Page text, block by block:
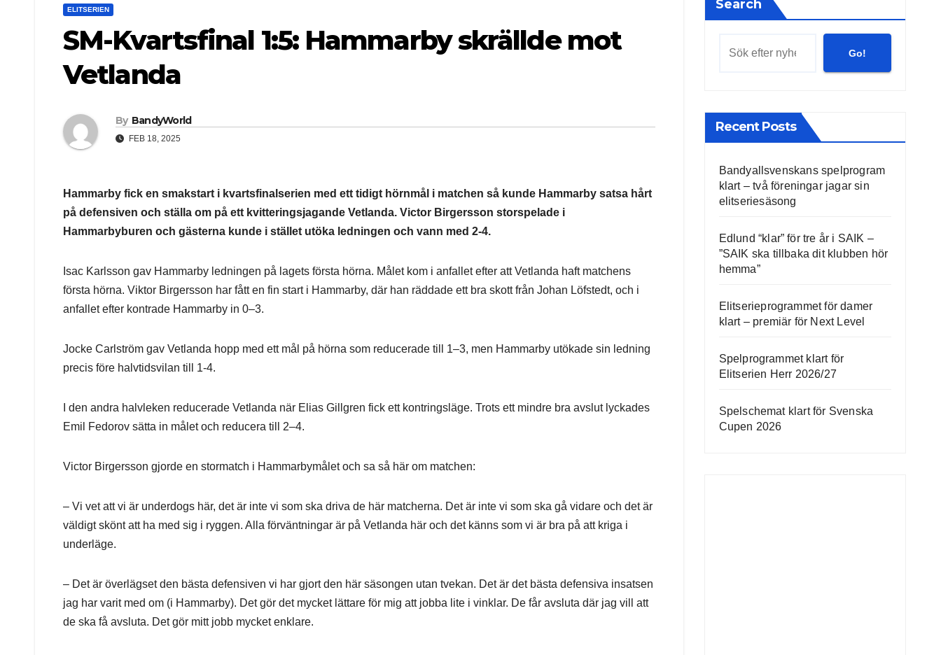
ELITSERIEN
SM-Kvartsfinal 1:5: Hammarby skrällde mot
Vetlanda
By BandyWorld
FEB 18, 2025
Hammarby fick en smakstart i kvartsfinalserien med ett tidigt hörnmål i matchen så kunde Hammarby satsa hårt
på defensiven och ställa om på ett kvitteringsjagande Vetlanda. Victor Birgersson storspelade i
Hammarbyburen och gästerna kunde i stället utöka ledningen och vann med 2-4.
Isac Karlsson gav Hammarby ledningen på lagets första hörna. Målet kom i anfallet efter att Vetlanda haft matchens
första hörna. Viktor Birgersson har fått en fin start i Hammarby, där han räddade ett bra skott från Johan Löfstedt, och i
anfallet efter kontrade Hammarby in 0–3.
Jocke Carlström gav Vetlanda hopp med ett mål på hörna som reducerade till 1–3, men Hammarby utökade sin ledning
precis före halvtidsvilan till 1-4.
I den andra halvleken reducerade Vetlanda när Elias Gillgren fick ett kontringsläge. Trots ett mindre bra avslut lyckades
Emil Fedorov sätta in målet och reducera till 2–4.
Victor Birgersson gjorde en stormatch i Hammarbymålet och sa så här om matchen:
– Vi vet att vi är underdogs här, det är inte vi som ska driva de här matcherna. Det är inte vi som ska gå vidare och det är
väldigt skönt att ha med sig i ryggen. Alla förväntningar är på Vetlanda här och det känns som vi är bra på att kriga i
underläge.
– Det är överlägset den bästa defensiven vi har gjort den här säsongen utan tvekan. Det är det bästa defensiva insatsen
jag har varit med om (i Hammarby). Det gör det mycket lättare för mig att jobba lite i vinklar. De får avsluta där jag vill att
de ska få avsluta. Det gör mitt jobb mycket enklare.
Search
Go!
Recent Posts
Bandyallsvenskans spelprogram
klart – två föreningar jagar sin
elitseriesäsong
Edlund “klar” för tre år i SAIK –
”SAIK ska tillbaka dit klubben hör
hemma”
Elitserieprogrammet för damer
klart – premiär för Next Level
Spelprogrammet klart för
Elitserien Herr 2026/27
Spelschemat klart för Svenska
Cupen 2026